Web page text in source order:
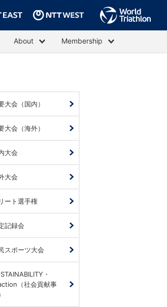
About Membership
大会（国内）
大会（海外）
大会
大会
ート選手権
記録会
スポーツ大会
・
（社会貢献事